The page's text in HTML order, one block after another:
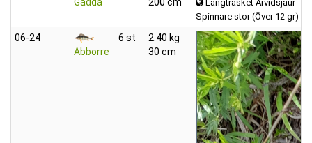
Långträsket Arvidsjaur
Spinnare stor (Över 12 gr)
06‑24
Abborre
6 st
2.40 kg
30 cm